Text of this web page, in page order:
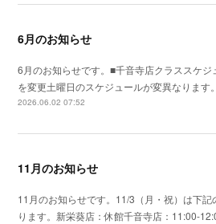
6月のお知らせ
6月のお知らせです。■千音寺店クラススケジ
を変更土曜日のスケジュールが変異なりま
2026.06.02 07:52
11月のお知らせ
11月のお知らせです。11/3（月・祝）は下
ります。新栄葵店：休館千音寺店：11:00-